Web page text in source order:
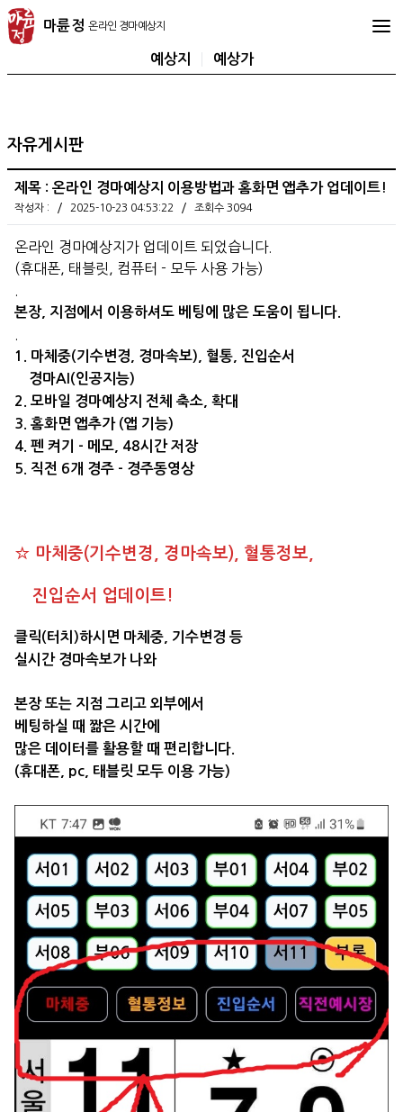
마
륜
온
경
지
마륜정
예상지 예상가
자유게시판
제목 : 온라인 경마예상지 이용방법과 홈화면 앱추가 업데이트!
작성자 : / 2025-10-23 04:53:22 / 조회수 3094
온라인 경마예상지가 업데이트 되었습니다.
(휴대폰, 태블릿, 컴퓨터 - 모두 사용 가능)
본장, 지점에서 이용하셔도 베팅에 많은 도움이 됩니다.
1. 마체중(기수변경, 경마속보), 혈통, 진입순서
경마AI(인공지능)
2. 모바일 경마예상지 전체 축소, 확대
3. 홈화면 앱추가 (앱 기능)
4. 펜 켜기 - 메모, 48시간 저장
5. 직전 6개 경주 - 경주동영상
☆ 마체중(기수변경, 경마속보), 혈통정보,
진입순서 업데이트!
클릭(터치)하시면 마체중, 기수변경 등
실시간 경마속보가 나와
본장 또는 지점 그리고 외부에서
베팅하실 때 짦은 시간에
많은 데이터를 활용할 때 편리합니다.
(휴대폰, pc, 태블릿 모두 이용 가능)